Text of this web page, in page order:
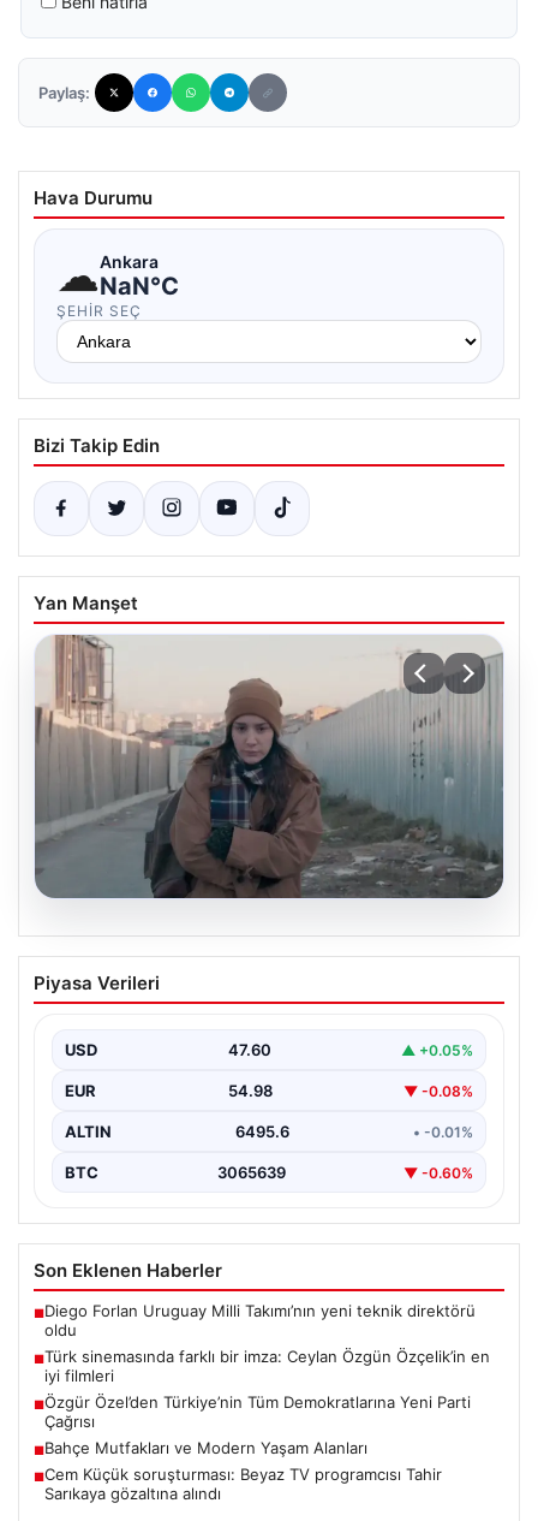
Paylaş:
Hava Durumu
☁Ankara
NaN°C
ŞEHIR SEÇ
Bizi Takip Edin
Yan Manşet
05.08.2026
Türk sinemasında farklı bir imza: Ceylan
Özgün Özçelik’in en iyi filmleri
Piyasa Verileri
USD 47.60 ▲ +0.05%
EUR 54.98 ▼ -0.08%
ALTIN 6495.6 • -0.01%
BTC 3065639 ▼ -0.60%
Son Eklenen Haberler
■Diego Forlan Uruguay Milli Takımı’nın yeni teknik direktörü
oldu
■Türk sinemasında farklı bir imza: Ceylan Özgün Özçelik’in en
iyi filmleri
■Özgür Özel’den Türkiye’nin Tüm Demokratlarına Yeni Parti
Çağrısı
■Bahçe Mutfakları ve Modern Yaşam Alanları
■Cem Küçük soruşturması: Beyaz TV programcısı Tahir
Sarıkaya gözaltına alındı